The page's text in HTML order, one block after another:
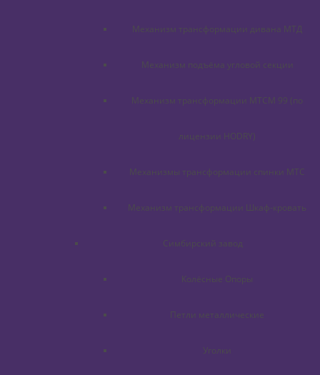
Механизм трансформации дивана МТД
Механизм подъёма угловой секции
Механизм трансформации МТСМ 99 (по
лицензии HODRY)
Механизмы трансформации спинки МТС
Механизм трансформации Шкаф-кровать
Симбирский завод
Колёсные Опоры
Петли металлические
Уголки